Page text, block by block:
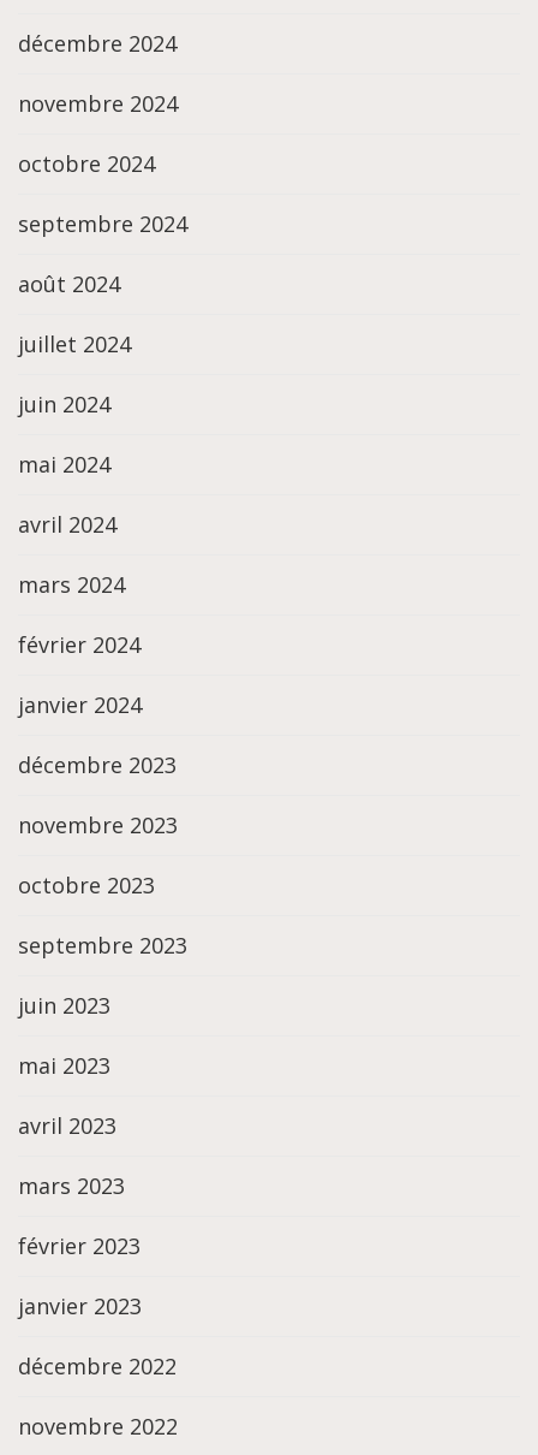
décembre 2024
novembre 2024
octobre 2024
septembre 2024
août 2024
juillet 2024
juin 2024
mai 2024
avril 2024
mars 2024
février 2024
janvier 2024
décembre 2023
novembre 2023
octobre 2023
septembre 2023
juin 2023
mai 2023
avril 2023
mars 2023
février 2023
janvier 2023
décembre 2022
novembre 2022